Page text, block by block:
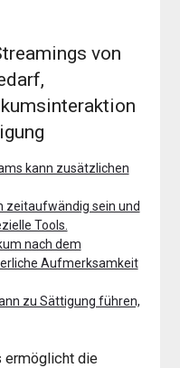
von
kann zusätzlichen
zeitaufwändig sein und
Tools.
nach dem
Aufmerksamkeit
zu Sättigung führen,
ermöglicht die